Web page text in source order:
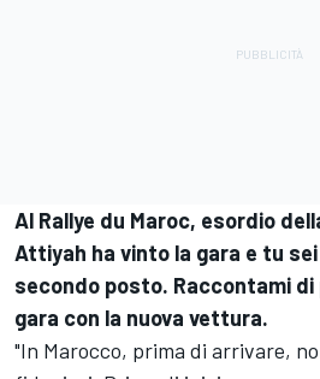
Al Rallye du Maroc, esordio
Attiyah ha vinto la gara e tu
secondo posto. Raccontami
gara con la nuova vettura.
"In Marocco, prima di arrivare,